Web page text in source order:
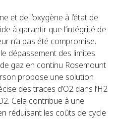
et de l’oxygène à l’état de
à garantir que l’intégrité de
n’a pas été compromise.
dépassement des limites
de gaz en continu Rosemount
propose une solution
des traces d’O2 dans l’H2
Cela contribue à une
réduisant les coûts de cycle